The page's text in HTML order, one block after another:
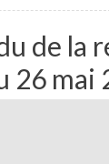
de la
26 mai